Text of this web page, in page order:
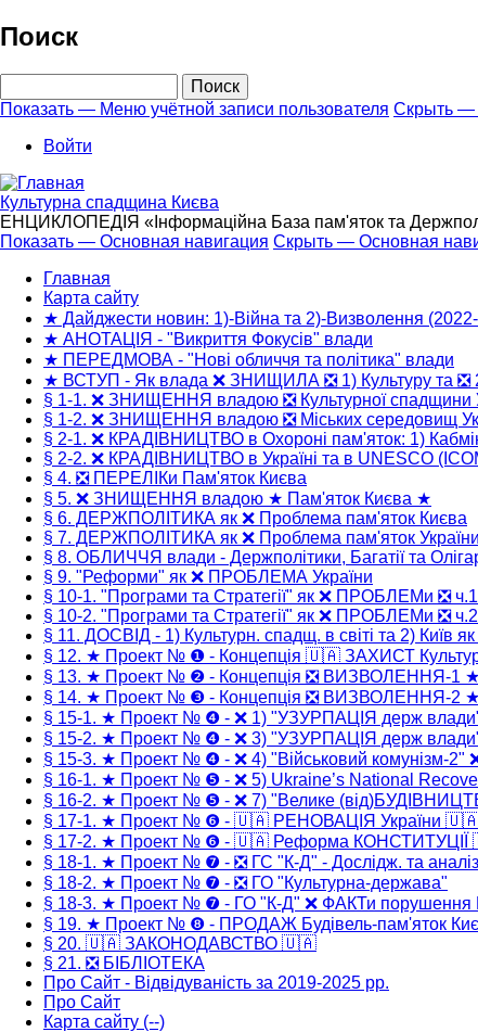
Перейти
к
основному
Поиск
Меню
учётной
записи
пользователя
Показать — Меню учётной записи пользователя Скрыть —
Войти
Культурна спадщина Києва
ЕНЦИКЛОПЕДІЯ «Інформаційна База пам'яток та
Основная
навигация
Показать — Основная навигация Скрыть — Основная
Главная
Карта сайту
★ Дайджести новин: 1)-Війна та 2)-Визволення
★ АНОТАЦІЯ - "Викриття Фокусів" влади
★ ПЕРЕДМОВА - "Нові обличчя та політика" влади
★ ВСТУП - Як влада ❌ ЗНИЩИЛА ❎ 1) Культуру та ❎
§ 1-1. ❌ ЗНИЩЕННЯ владою ❎ Культурної спадщини
§ 1-2. ❌ ЗНИЩЕННЯ владою ❎ Міських середовищ
§ 2-1. ❌ КРАДІВНИЦТВО в Охороні пам'яток: 1)
§ 2-2. ❌ КРАДІВНИЦТВО в Україні та в UNESCO
§ 4. ❎ ПЕРЕЛІКи Пам'яток Києва
§ 5. ❌ ЗНИЩЕННЯ владою ★ Пам'яток Києва ★
§ 6. ДЕРЖПОЛІТИКА як ❌ Проблема пам'яток Києва
§ 7. ДЕРЖПОЛІТИКА як ❌ Проблема пам'яток України
§ 8. ОБЛИЧЧЯ влади - Держполітики, Багатії та
§ 9. "Реформи" як ❌ ПРОБЛЕМА України
§ 10-1. "Програми та Стратегії" як ❌ ПРОБЛЕМи ❎
§ 10-2. "Програми та Стратегії" як ❌ ПРОБЛЕМи ❎
§ 11. ДОСВІД - 1) Культурн. спадщ. в світі та 2) Київ
§ 12. ★ Проект № ❶ - Концепція 🇺🇦 ЗАХИСТ
§ 13. ★ Проект № ❷ - Концепція ❎ ВИЗВОЛЕННЯ-1
§ 14. ★ Проект № ❸ - Концепція ❎ ВИЗВОЛЕННЯ-2 ★
§ 15-1. ★ Проект № ❹ - ❌ 1) "УЗУРПАЦІЯ держ
§ 15-2. ★ Проект № ❹ - ❌ 3) "УЗУРПАЦІЯ держ
§ 15-3. ★ Проект № ❹ - ❌ 4) "Військовий комунізм-2"
§ 16-1. ★ Проект № ❺ - ❌ 5) Ukraine’s National
§ 16-2. ★ Проект № ❺ - ❌ 7) "Велике
§ 17-1. ★ Проект № ❻ - 🇺🇦 РЕНОВАЦІЯ України
§ 17-2. ★ Проект № ❻ - 🇺🇦 Реформа
§ 18-1. ★ Проект № ❼ - ❎ ГС "К-Д" - Дослідж. та аналіз
§ 18-2. ★ Проект № ❼ - ❎ ГО "Культурна-держава"
§ 18-3. ★ Проект № ❼ - ГО "К-Д" ❌ ФАКТи
§ 19. ★ Проект № ❽ - ПРОДАЖ Будівель-пам'яток
§ 20. 🇺🇦 ЗАКОНОДАВСТВО 🇺🇦
§ 21. ❎ БІБЛІОТЕКА
Про Сайт - Відвідуваність за 2019-2025 рр.
Про Сайт
Карта сайту (--)